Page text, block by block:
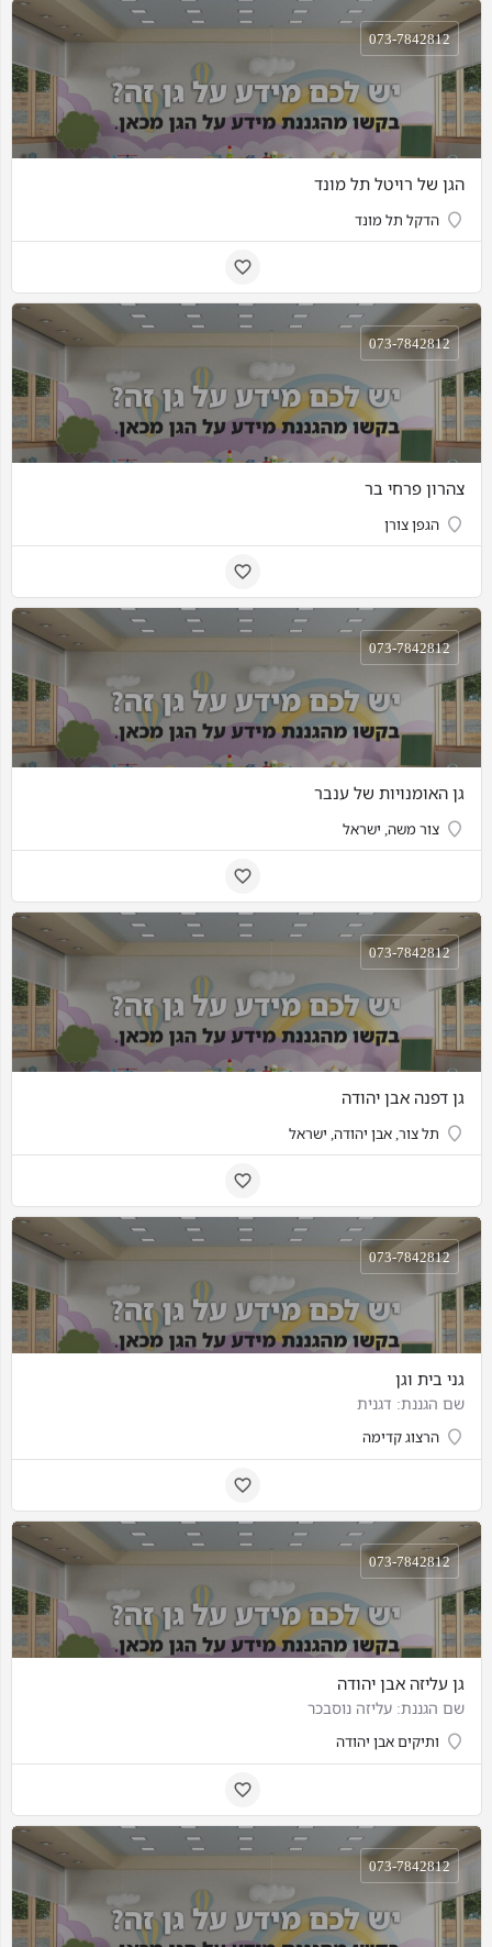
הגן של רויטל תל מונד
הדקל תל מונד
073-7842812
צהרון פרחי בר
הגפן צורן
073-7842812
גן האומנויות של ענבר
צור משה, ישראל
073-7842812
גן דפנה אבן יהודה
תל צור, אבן יהודה, ישראל
073-7842812
גני בית וגן
שם הגננת: דגנית
הרצוג קדימה
073-7842812
גן עליזה אבן יהודה
שם הגננת: עליזה נוסבכר
ותיקים אבן יהודה
073-7842812
073-7842812